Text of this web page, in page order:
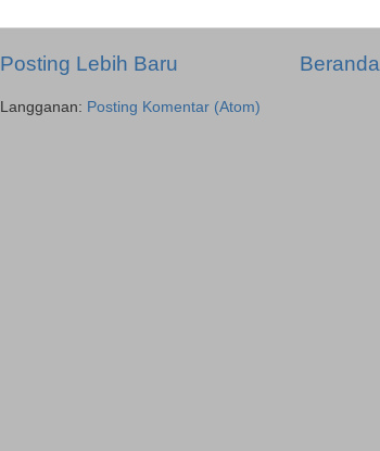
Posting Lebih Baru Beranda
Langganan: Posting Komentar (Atom)